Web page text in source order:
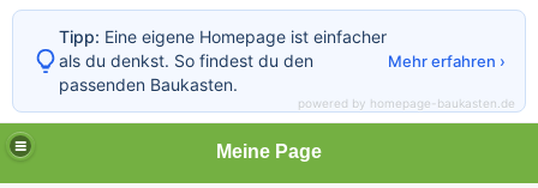
Meine Page
Tipp: Eine eigene Homepage ist einfacher
als du denkst. So findest du den
passenden Baukasten.
Mehr erfahren ›
powered by homepage-baukasten.de